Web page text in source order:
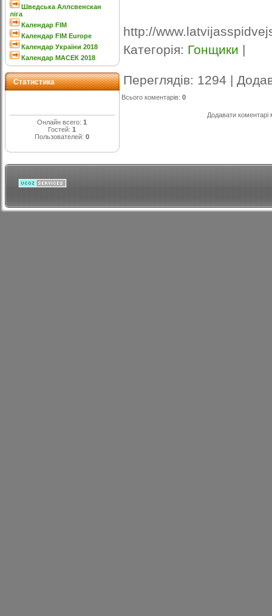
Шведська Аллсвенскан
ліга
Календар FIM
Календар FIM Europe
Календар України 2018
Календар МАСЕК 2018
Статистика
Онлайн всего:1
Гостей:1
Пользователей:0
http://
Категорія: Гонщики |
Переглядів: 1294 |
Всього коментарів: 0
Додавати коментарі